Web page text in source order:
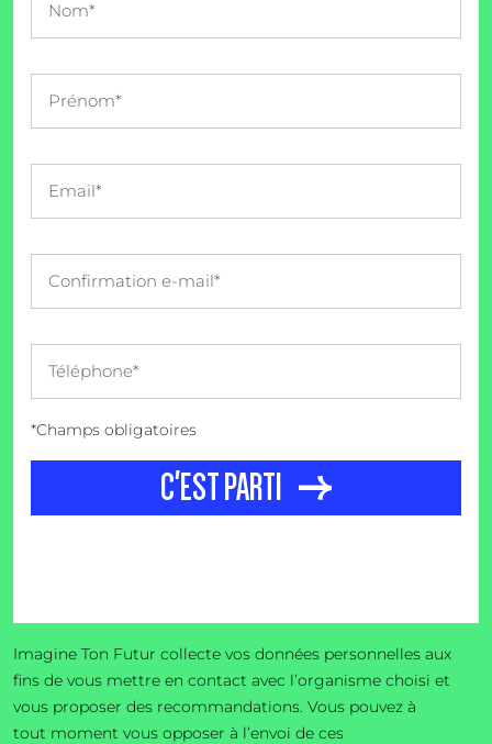
*Champs obligatoires
C'EST PARTI
Imagine Ton Futur collecte vos données personnelles aux
fins de vous mettre en contact avec l’organisme choisi et
vous proposer des recommandations. Vous pouvez à
tout moment vous opposer à l’envoi de ces